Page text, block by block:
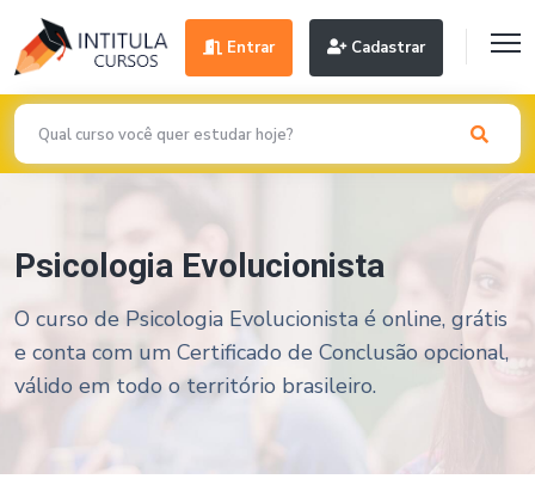
Entrar Cadastrar
Psicologia Evolucionista
O curso de Psicologia Evolucionista é online, grátis
e conta com um Certificado de Conclusão opcional,
válido em todo o território brasileiro.